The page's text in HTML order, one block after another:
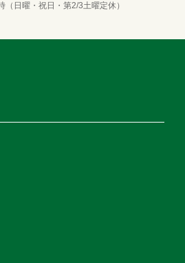
（日曜・祝日・第2/3土曜定休）